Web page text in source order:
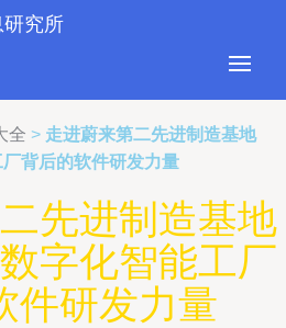
究所
全 > 走进蔚来第二先进制造基地
背后的软件研发力量
先进制造基地
字化智能工厂
件研发力量